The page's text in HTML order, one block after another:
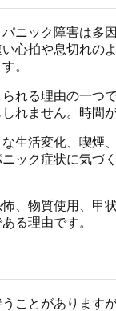
ニック障害は
心拍や息切れ
。
れる理由の一
れません。時
生活変化、喫
ック症状に気
、物質使用、
る理由です。
ことがありま